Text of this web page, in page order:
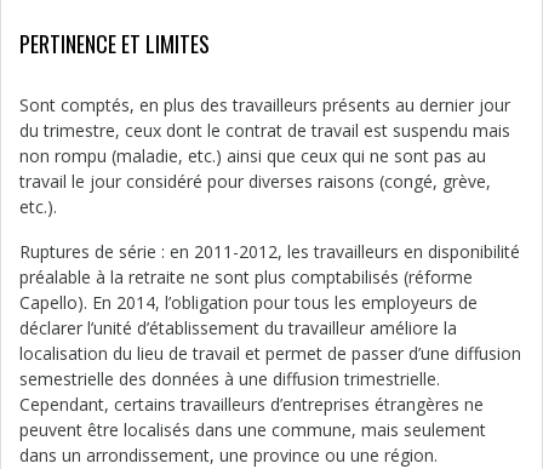
PERTINENCE ET LIMITES
Sont comptés, en plus des travailleurs présents au dernier jour
du trimestre, ceux dont le contrat de travail est suspendu mais
non rompu (maladie, etc.) ainsi que ceux qui ne sont pas au
travail le jour considéré pour diverses raisons (congé, grève,
etc.).
Ruptures de série : en 2011-2012, les travailleurs en disponibilité
préalable à la retraite ne sont plus comptabilisés (réforme
Capello). En 2014, l’obligation pour tous les employeurs de
déclarer l’unité d’établissement du travailleur améliore la
localisation du lieu de travail et permet de passer d’une diffusion
semestrielle des données à une diffusion trimestrielle.
Cependant, certains travailleurs d’entreprises étrangères ne
peuvent être localisés dans une commune, mais seulement
dans un arrondissement, une province ou une région.